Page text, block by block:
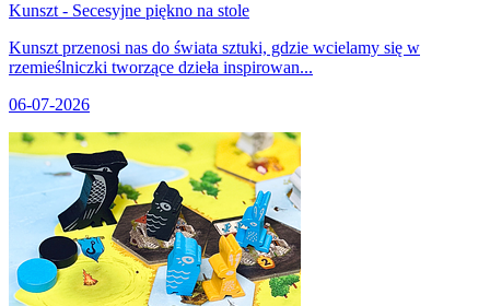
Kunszt - Secesyjne piękno na stole
Kunszt przenosi nas do świata sztuki, gdzie wcielamy się w
rzemieślniczki tworzące dzieła inspirowan...
06-07-2026